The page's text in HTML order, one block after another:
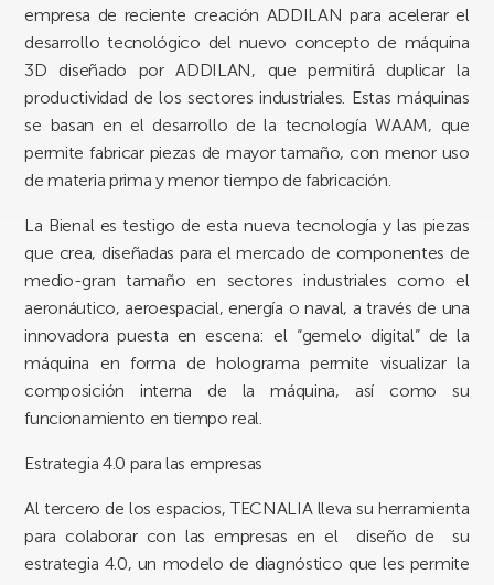
empresa de reciente creación ADDILAN para acelerar el
desarrollo tecnológico del nuevo concepto de máquina
3D diseñado por ADDILAN, que permitirá duplicar la
productividad de los sectores industriales. Estas máquinas
se basan en el desarrollo de la tecnología WAAM, que
permite fabricar piezas de mayor tamaño, con menor uso
de materia prima y menor tiempo de fabricación.
La Bienal es testigo de esta nueva tecnología y las piezas
que crea, diseñadas para el mercado de componentes de
medio-gran tamaño en sectores industriales como el
aeronáutico, aeroespacial, energía o naval, a través de una
innovadora puesta en escena: el “gemelo digital” de la
máquina en forma de holograma permite visualizar la
composición interna de la máquina, así como su
funcionamiento en tiempo real.
Estrategia 4.0 para las empresas
Al tercero de los espacios, TECNALIA lleva su herramienta
para colaborar con las empresas en el diseño de su
estrategia 4.0, un modelo de diagnóstico que les permite